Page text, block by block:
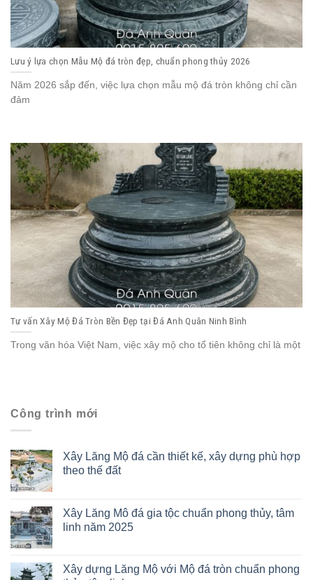
Lưu ý lựa chọn Mẫu Mộ đá tròn đẹp, chuẩn phong thủy 2026
Năm 2026 sắp đến, việc lựa chọn mẫu mộ đá tròn không chỉ cần
đảm
Tư vấn Xây Mộ Đá Tròn Bền Đẹp tại Đá Anh Quân Ninh Bình
Trong văn hóa Việt Nam, việc xây mộ cho tổ tiên không chỉ là một
Công trình mới
Xây Lăng Mộ đá cần thiết kế, xây dựng phù hợp
theo thế đất
Xây Lăng Mô đá gia tộc chuẩn phong thủy, tâm
linh năm 2025
Xây dựng Lăng Mộ với Mộ đá tròn chuẩn phong